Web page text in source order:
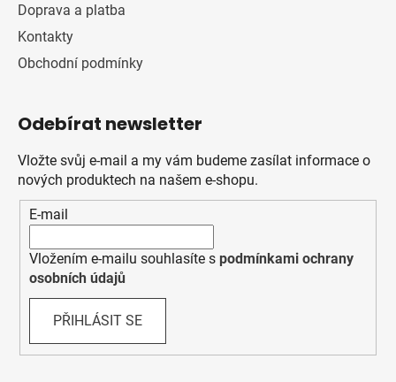
Doprava a platba
Kontakty
Obchodní podmínky
Odebírat newsletter
Vložte svůj e-mail a my vám budeme zasílat informace o
nových produktech na našem e-shopu.
E-mail
Vložením e-mailu souhlasíte s podmínkami ochrany
osobních údajů
PŘIHLÁSIT SE